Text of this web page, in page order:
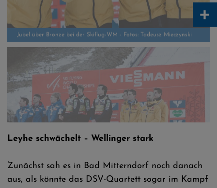
Pius Paschke, Karl Geiger, Stephan Leyhe und Andreas Wellinger auf
dem Podium neben Team Österreich und Sieger Slowenien
Leyhe schwächelt – Wellinger stark
Zunächst sah es in Bad Mitterndorf noch danach
aus, als könnte das DSV-Quartett sogar im Kampf
+